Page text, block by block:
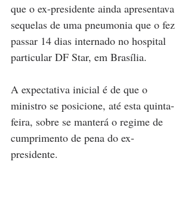
que o ex-presidente ainda apresentava
sequelas de uma pneumonia que o fez
passar 14 dias internado no hospital
particular DF Star, em Brasília.
A expectativa inicial é de que o
ministro se posicione, até esta quinta-
feira, sobre se manterá o regime de
cumprimento de pena do ex-
presidente.